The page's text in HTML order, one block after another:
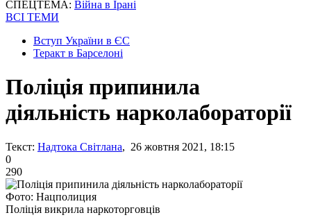
СПЕЦТЕМА: Війна в Ірані
ВСІ ТЕМИ
Вступ України в ЄС
Теракт в Барселоні
Поліція припинила
діяльність нарколабораторії
Текст: Надтока Світлана, 26 жовтня 2021, 18:15
0
290
Фото: Нацполиция
Поліція викрила наркоторговців